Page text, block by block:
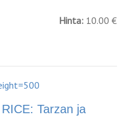
Hinta: 10.00 €
Tarzan ja